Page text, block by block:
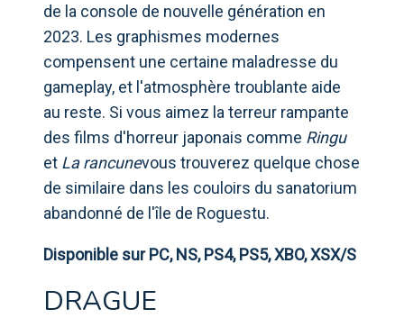
de la console de nouvelle génération en
2023. Les graphismes modernes
compensent une certaine maladresse du
gameplay, et l'atmosphère troublante aide
au reste. Si vous aimez la terreur rampante
des films d'horreur japonais comme Ringu
et La rancunevous trouverez quelque chose
de similaire dans les couloirs du sanatorium
abandonné de l'île de Roguestu.
Disponible sur PC, NS, PS4, PS5, XBO, XSX/S
DRAGUE